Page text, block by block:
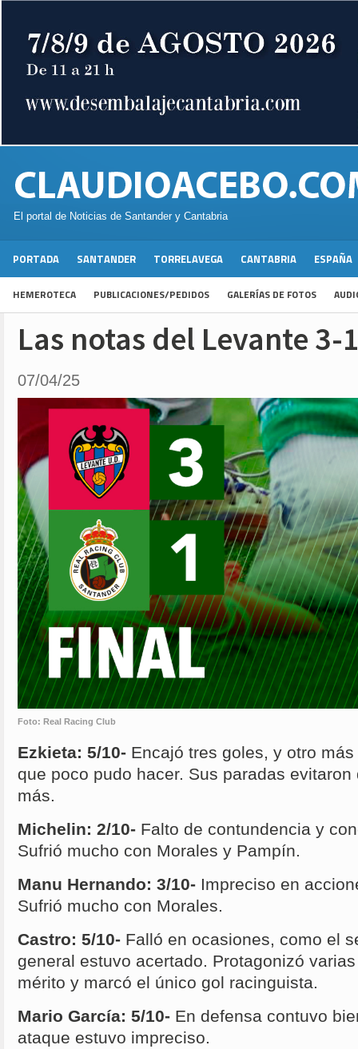
El portal de Noticias de Santander y Cantabria
PORTADA SANTANDER TORRELAVEGA CANTABRIA ESPAÑA
HEMEROTECA PUBLICACIONES/PEDIDOS GALERÍAS DE FOTOS
Las notas del Levante 3-
07/04/25
Foto: Real Racing Club
Ezkieta: 5/10- Encajó tres goles, y otro
que poco pudo hacer. Sus paradas
más.
Michelin: 2/10- Falto de contundencia y
Sufrió mucho con Morales y Pampín.
Manu Hernando: 3/10- Impreciso en
Sufrió mucho con Morales.
Castro: 5/10- Falló en ocasiones, como el
general estuvo acertado. Protagonizó
mérito y marcó el único gol racinguista.
Mario García: 5/10- En defensa contuvo
ataque estuvo impreciso.